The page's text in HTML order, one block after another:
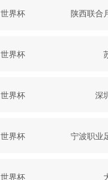
世界杯 陕西联合
世界杯
世界杯 深
世界杯 宁波职业
世界杯